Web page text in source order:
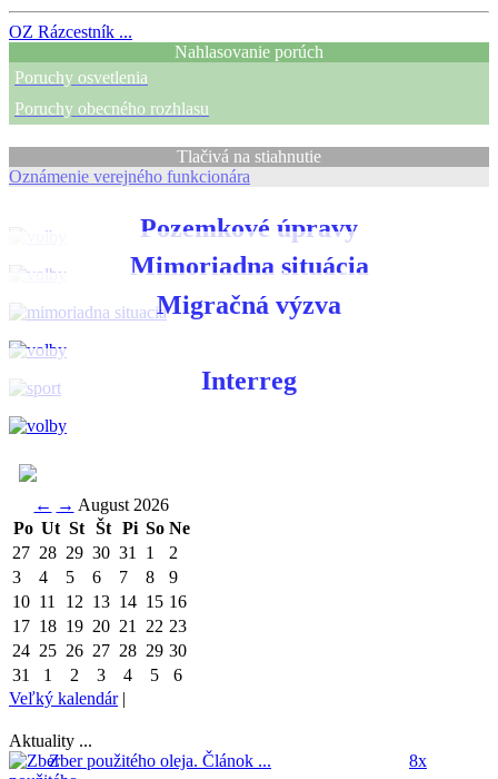
OZ Rázcestník ...
Nahlasovanie porúch
Poruchy osvetlenia
Poruchy obecného rozhlasu
Tlačivá na stiahnutie
Oznámenie verejného funkcionára
Pozemkové úpravy
Mimoriadna situácia
Migračná výzva
Interreg
← → August 2026
Po Ut St Št Pi So Ne
27 28 29 30 31 1
2
3
4 5 6 7 8
9
10 11 12 13 14 15 16
17 18 19 20 21 22 23
24 25 26 27 28 29 30
31
1 2 3 4 5
6
Veľký kalendár|
Aktuality ...
Zber použitého oleja. Článok ... 8x